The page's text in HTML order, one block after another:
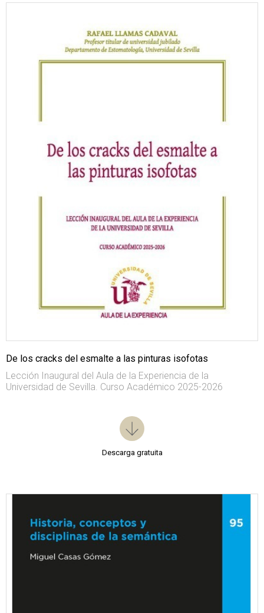
De los cracks del esmalte a las pinturas isofotas
Lección Inaugural del Aula de la Experiencia de la
Universidad de Sevilla. Curso Académico 2025-2026
Descarga gratuita